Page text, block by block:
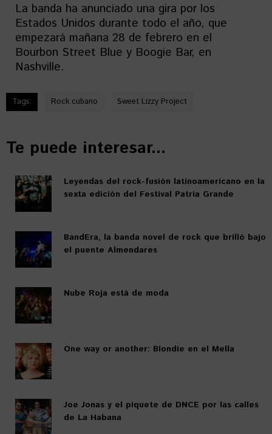
La banda ha anunciado una gira por los
Estados Unidos durante todo el año, que
empezará mañana 28 de febrero en el
Bourbon Street Blue y Boogie Bar, en
Nashville.
Tags: Rock cubano Sweet Lizzy Project
Te puede interesar...
Leyendas del rock-fusión latinoamericano en la
sexta edición del Festival Patria Grande
BandEra, la banda novel de rock que brilló bajo
el puente Almendares
Nube Roja está de moda
One way or another: Blondie en el Mella
Joe Jonas y el piquete de DNCE por las calles
de La Habana